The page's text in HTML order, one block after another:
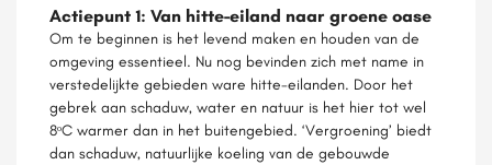
Actiepunt 1: Van hitte-eiland naar groene oase
Om te beginnen is het levend maken en houden van de
omgeving essentieel. Nu nog bevinden zich met name in
verstedelijkte gebieden ware hitte-eilanden. Door het
gebrek aan schaduw, water en natuur is het hier tot wel
8ᵒC warmer dan in het buitengebied. ‘Vergroening’ biedt
dan schaduw, natuurlijke koeling van de gebouwde